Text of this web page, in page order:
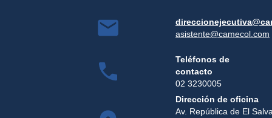
asistente@camecol.com
Teléfonos de
contacto
02 3230005
Dirección de oficina
Av. República de El